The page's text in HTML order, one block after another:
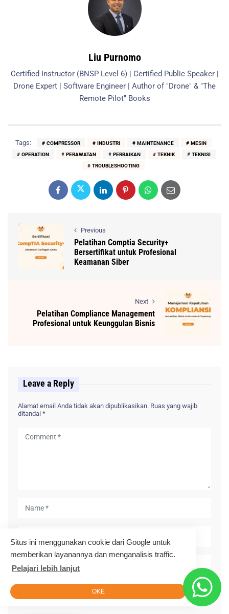
Situs ini menggunakan cookie dari Google untuk
memberikan layanannya dan menganalisis traffic.
Pelajari lebih lanjut
OKE
Liu Purnomo
Certified Instructor (BNSP Level 6) | Certified Public Speaker |
Drone Expert | Software Engineer | Author of "Drone" & "The
Remote Pilot" Books
Tags: COMPRESSOR INDUSTRI MAINTENANCE
MESIN
OPERATION
PERAWATAN PERBAIKAN TEKNIK
TEKNISI
TROUBLESHOOTING
Previous
Pelatihan Comptia Security+
Bersertifikat untuk Profesional
Keamanan Siber
Next
Pelatihan Compliance Management
Profesional untuk Keunggulan Bisnis
Leave a Reply
Alamat email Anda tidak akan dipublikasikan. Ruas yang wajib
ditandai *
Simpan nama, email, dan situs web saya pada peramban ini
untuk komentar saya berikutnya.